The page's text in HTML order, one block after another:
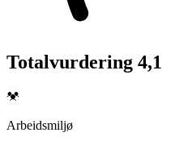
Totalvurdering 4,1
Arbeidsmiljø